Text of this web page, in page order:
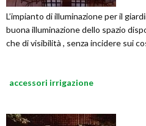
L’impianto di illuminazione per il
buona illuminazione dello spazio
che di visibilità , senza incidere sui
accessori irrigazione